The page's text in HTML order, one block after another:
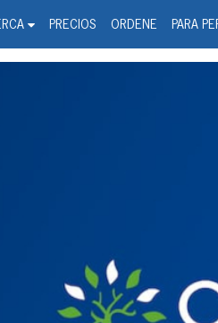
PRECIOS ORDENE PARA
- Hispanic